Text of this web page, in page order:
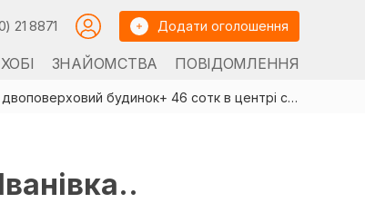
21 8871 Додати оголошення
ХОБІ ЗНАЙОМСТВА ПОВІДОМЛЕННЯ
Продам двоповерховий будинок+ 46 сотк в центрі с.Іванівка..